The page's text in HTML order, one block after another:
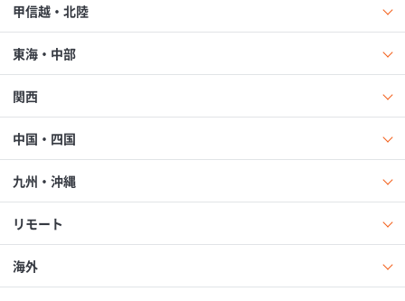
甲信越・北陸
東海・中部
関西
中国・四国
九州・沖縄
リモート
海外